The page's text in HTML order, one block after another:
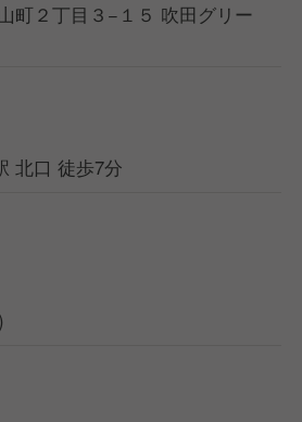
町２丁目３−１５ 吹田グリー
北口 徒歩7分